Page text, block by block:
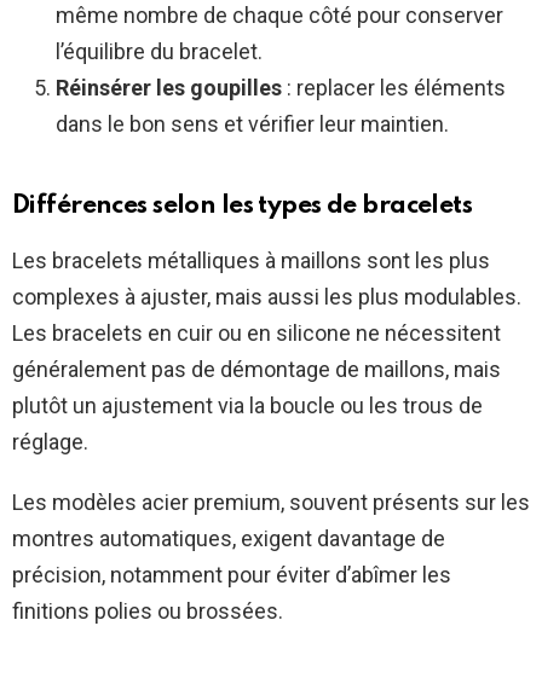
même nombre de chaque côté pour conserver
l’équilibre du bracelet.
Réinsérer les goupilles : replacer les éléments
dans le bon sens et vérifier leur maintien.
Différences selon les types de bracelets
Les bracelets métalliques à maillons sont les plus
complexes à ajuster, mais aussi les plus modulables.
Les bracelets en cuir ou en silicone ne nécessitent
généralement pas de démontage de maillons, mais
plutôt un ajustement via la boucle ou les trous de
réglage.
Les modèles acier premium, souvent présents sur les
montres automatiques, exigent davantage de
précision, notamment pour éviter d’abîmer les
finitions polies ou brossées.